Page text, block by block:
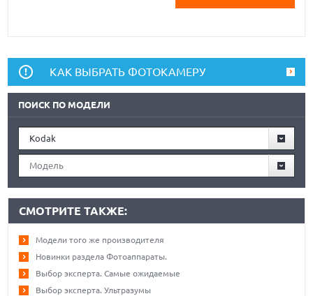
КАК ВЫБРАТЬ ФОТОКАМЕРУ
ПОИСК ПО МОДЕЛИ
Kodak
Модель
СМОТРИТЕ ТАКЖЕ:
Модели того же производителя
Новинки раздела Фотоаппараты.
Выбор эксперта. Самые ожидаемые
Выбор эксперта. Ультразумы